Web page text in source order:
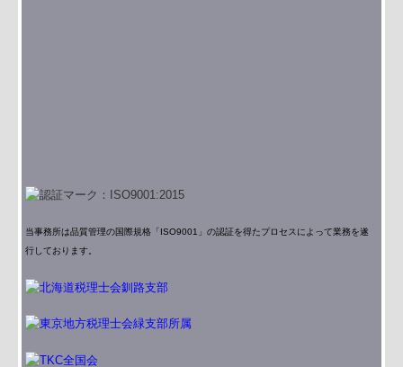
当事務所は品質管理の国際規格「ISO9001」の認証を得たプロセスによって業務を遂
行しております。